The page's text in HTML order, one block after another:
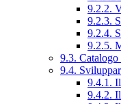
9.2.2.
9.2.3.
9.2.4.
9.2.5.
9.3. Catalogo
9.4.
9.4.1.
9.4.2.